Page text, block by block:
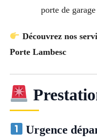
porte de garage
Découvrez nos
Porte Lambesc
Urgence